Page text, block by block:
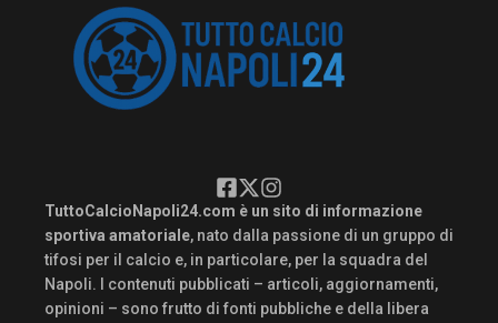
TuttoCalcioNapoli24.com è un sito di informazione
sportiva amatoriale, nato dalla passione di un gruppo di
tifosi per il calcio e, in particolare, per la squadra del
Napoli. I contenuti pubblicati – articoli, aggiornamenti,
opinioni – sono frutto di fonti pubbliche e della libera